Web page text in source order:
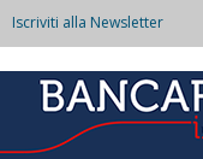
Iscriviti alla Newsletter